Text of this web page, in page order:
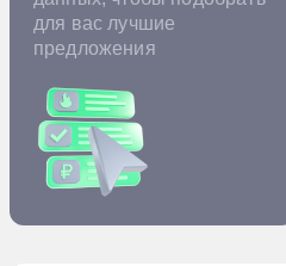
для вас лучшие
предложения